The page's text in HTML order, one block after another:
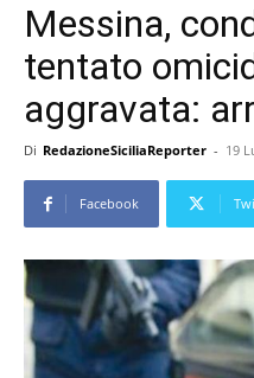
Messina,
tentato
aggravata:
Di RedazioneSiciliaReporter - 19
Facebook